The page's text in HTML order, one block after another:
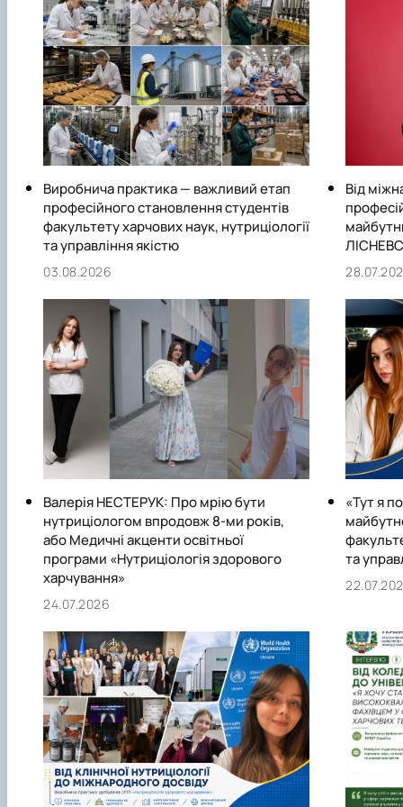
Наші випускники
Відеородзинки
Підготовка аспірантів та докторантів
Рада молодих вчених та аспірантів
Підвищення кваліфікації
Скринька довіри
Виробнича практика — важливий етап
професійного становлення студентів
факультету харчових наук, нутриціології
та управління якістю
03.08.2026
Від
Валерія НЕСТЕРУК: Про мрію бути
нутриціологом впродовж 8-ми років,
або Медичні акценти освітньої
програми «Нутриціологія здорового
харчування»
24.07.2026
«Тут я
та